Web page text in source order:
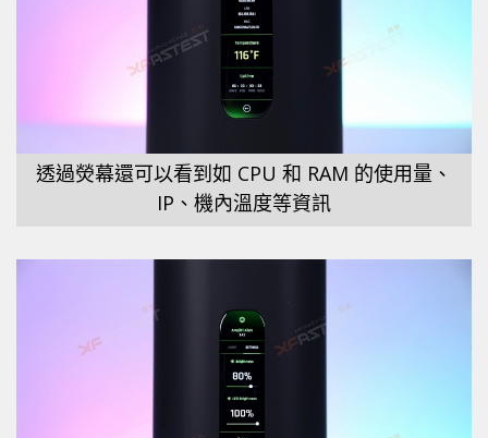
透過熒幕還可以看到如 CPU 和 RAM 的使用量、
IP、機內溫度等資訊